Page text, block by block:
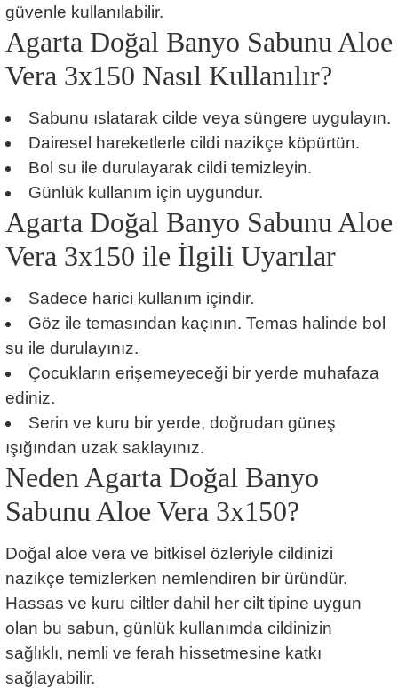
güvenle kullanılabilir.
Agarta Doğal Banyo Sabunu Aloe
Vera 3x150 Nasıl Kullanılır?
Sabunu ıslatarak cilde veya süngere uygulayın.
Dairesel hareketlerle cildi nazikçe köpürtün.
Bol su ile durulayarak cildi temizleyin.
Günlük kullanım için uygundur.
Agarta Doğal Banyo Sabunu Aloe
Vera 3x150 ile İlgili Uyarılar
Sadece harici kullanım içindir.
Göz ile temasından kaçının. Temas halinde bol
su ile durulayınız.
Çocukların erişemeyeceği bir yerde muhafaza
ediniz.
Serin ve kuru bir yerde, doğrudan güneş
ışığından uzak saklayınız.
Neden Agarta Doğal Banyo
Sabunu Aloe Vera 3x150?
Doğal aloe vera ve bitkisel özleriyle cildinizi
nazikçe temizlerken nemlendiren bir üründür.
Hassas ve kuru ciltler dahil her cilt tipine uygun
olan bu sabun, günlük kullanımda cildinizin
sağlıklı, nemli ve ferah hissetmesine katkı
sağlayabilir.